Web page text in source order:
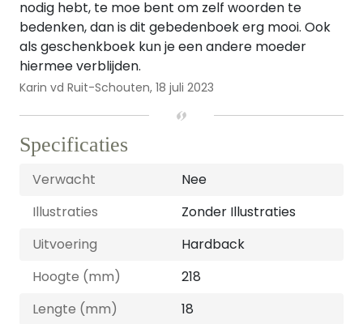
nodig hebt, te moe bent om zelf woorden te
bedenken, dan is dit gebedenboek erg mooi. Ook
als geschenkboek kun je een andere moeder
hiermee verblijden.
Karin vd Ruit-Schouten, 18 juli 2023
Specificaties
Verwacht
Nee
Illustraties
Zonder Illustraties
Uitvoering
Hardback
Hoogte (mm)
218
Lengte (mm)
18